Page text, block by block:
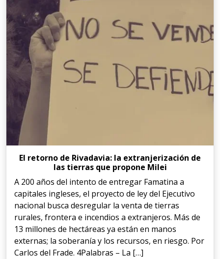
El retorno de Rivadavia: la extranjerización de
las tierras que propone Milei
A 200 años del intento de entregar Famatina a
capitales ingleses, el proyecto de ley del Ejecutivo
nacional busca desregular la venta de tierras
rurales, frontera e incendios a extranjeros. Más de
13 millones de hectáreas ya están en manos
externas; la soberanía y los recursos, en riesgo. Por
Carlos del Frade. 4Palabras – La […]